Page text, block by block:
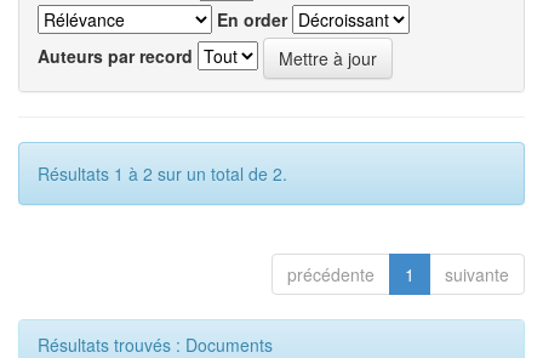
En order
Auteurs par record
Résultats 1 à 2 sur un total de 2.
précédente 1 suivante
Résultats trouvés : Documents